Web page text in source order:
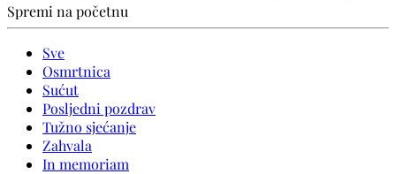
Spremi na početnu
Sve
Osmrtnica
Sućut
Posljedni pozdrav
Tužno sjećanje
Zahvala
In memoriam